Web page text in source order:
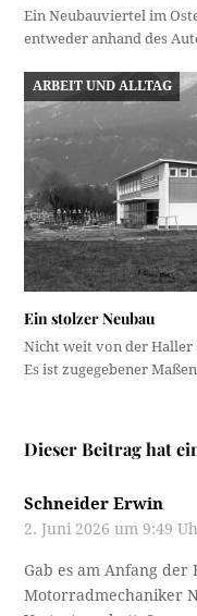
Ein Neubauviertel im
entweder anhand des
ARBEIT UND ALLTAG
Ein stolzer Neubau
Nicht weit von der Haller
Es ist zugegebener
Dieser Beitrag hat
Schneider Erwin
2. Juni 2026 um 9:49
Gab es am Anfang der
Motorradmechaniker